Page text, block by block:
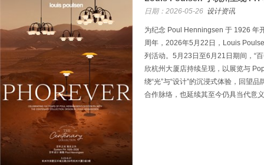
日期：2026-05-26 设计资讯
为纪念 Poul Henningsen 于 1926 年
周年，2026年5月22日，Louis
列活动。5月23日至6月21日期间，“
欣杭州大厦店持续呈现，以展览与
绕“光”与“设计”的沉浸式体验，回望
合作脉络，也延续其至今仍具当代意